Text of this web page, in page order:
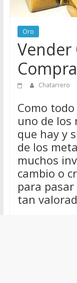
para
vender
Chatarra
Oro
Vender
Chatarrero
Como
uno de los
que hay y
de los
muchos
cambio o
para
tan